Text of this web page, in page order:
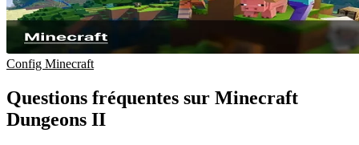
Config Minecraft
Questions fréquentes sur Minecraft
Dungeons II